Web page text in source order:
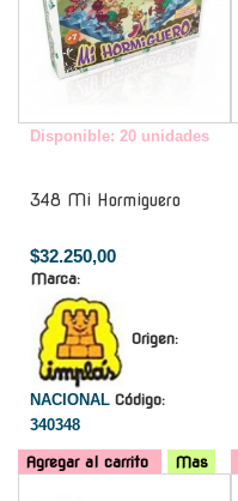
Disponible: 20 unidades
348 Mi Hormiguero
$32.250,00
Marca:
Origen:
NACIONAL Código:
340348
Agregar al carrito Mas